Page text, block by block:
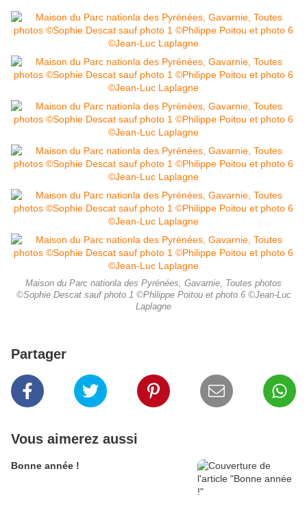
Maison du Parc nationla des Pyrénées, Gavarnie, Toutes photos
©Sophie Descat sauf photo 1 ©Philippe Poitou et photo 6 ©Jean-Luc
Laplagne
Partager
Vous aimerez aussi
Bonne année !